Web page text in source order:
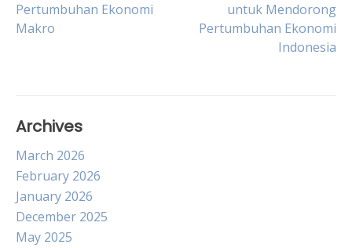
navigation
Pertumbuhan Ekonomi
Makro
untuk Mendorong
Pertumbuhan Ekonomi
Indonesia
Archives
March 2026
February 2026
January 2026
December 2025
May 2025